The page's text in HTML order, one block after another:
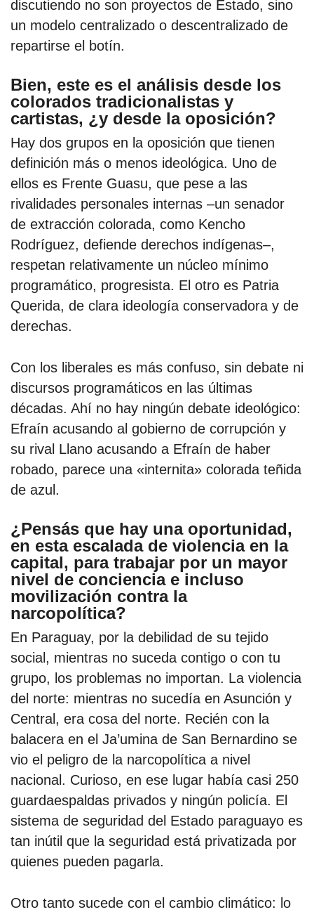
discutiendo no son proyectos de Estado, sino
un modelo centralizado o descentralizado de
repartirse el botín.
Bien, este es el análisis desde los
colorados tradicionalistas y
cartistas, ¿y desde la oposición?
Hay dos grupos en la oposición que tienen
definición más o menos ideológica. Uno de
ellos es Frente Guasu, que pese a las
rivalidades personales internas –un senador
de extracción colorada, como Kencho
Rodríguez, defiende derechos indígenas–,
respetan relativamente un núcleo mínimo
programático, progresista. El otro es Patria
Querida, de clara ideología conservadora y de
derechas.
Con los liberales es más confuso, sin debate ni
discursos programáticos en las últimas
décadas. Ahí no hay ningún debate ideológico:
Efraín acusando al gobierno de corrupción y
su rival Llano acusando a Efraín de haber
robado, parece una «internita» colorada teñida
de azul.
¿Pensás que hay una oportunidad,
en esta escalada de violencia en la
capital, para trabajar por un mayor
nivel de conciencia e incluso
movilización contra la
narcopolítica?
En Paraguay, por la debilidad de su tejido
social, mientras no suceda contigo o con tu
grupo, los problemas no importan. La violencia
del norte: mientras no sucedía en Asunción y
Central, era cosa del norte. Recién con la
balacera en el Ja’umina de San Bernardino se
vio el peligro de la narcopolítica a nivel
nacional. Curioso, en ese lugar había casi 250
guardaespaldas privados y ningún policía. El
sistema de seguridad del Estado paraguayo es
tan inútil que la seguridad está privatizada por
quienes pueden pagarla.
Otro tanto sucede con el cambio climático: lo